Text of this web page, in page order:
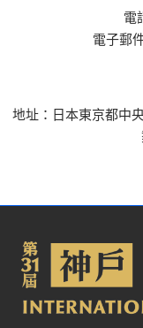
電
電子郵
地址：日本東京都中